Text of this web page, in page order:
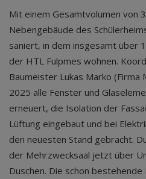
Mit einem Gesamtvolumen von
Nebengebäude des
saniert, in dem insgesamt über
der HTL Fulpmes wohnen.
Baumeister Lukas Marko
2025 alle Fenster und
erneuert, die Isolation der
Lüftung eingebaut und bei
den neuesten Stand gebracht.
der Mehrzwecksaal jetzt über
Duschen. Die schon